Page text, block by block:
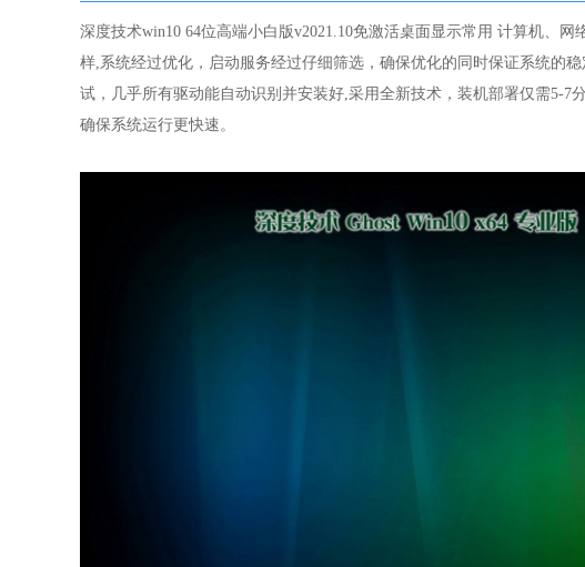
深度技术win10 64位高端小白版v2021.10免激活桌面显示常用 计算机、
样,系统经过优化，启动服务经过仔细筛选，确保优化的同时保证系统的
试，几乎所有驱动能自动识别并安装好,采用全新技术，装机部署仅需5-7
确保系统运行更快速。